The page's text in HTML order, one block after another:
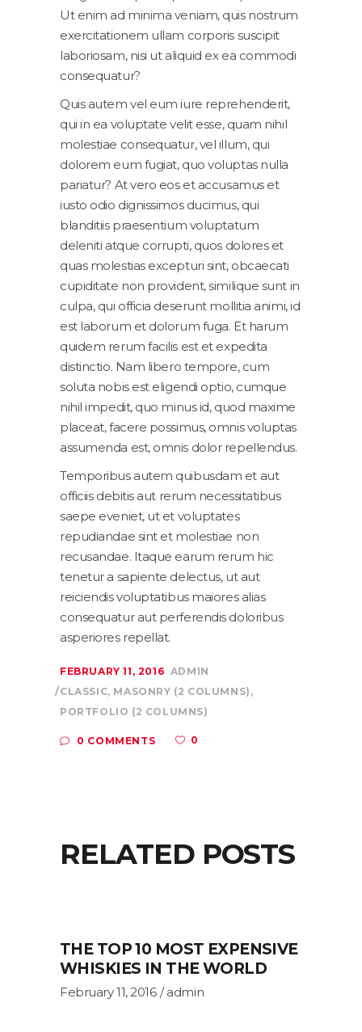
Ut enim ad minima veniam, quis nostrum
exercitationem ullam corporis suscipit
laboriosam, nisi ut aliquid ex ea commodi
consequatur?
Quis autem vel eum iure reprehenderit,
qui in ea voluptate velit esse, quam nihil
molestiae consequatur, vel illum, qui
dolorem eum fugiat, quo voluptas nulla
pariatur? At vero eos et accusamus et
iusto odio dignissimos ducimus, qui
blanditiis praesentium voluptatum
deleniti atque corrupti, quos dolores et
quas molestias excepturi sint, obcaecati
cupiditate non provident, similique sunt in
culpa, qui officia deserunt mollitia animi, id
est laborum et dolorum fuga. Et harum
quidem rerum facilis est et expedita
distinctio. Nam libero tempore, cum
soluta nobis est eligendi optio, cumque
nihil impedit, quo minus id, quod maxime
placeat, facere possimus, omnis voluptas
assumenda est, omnis dolor repellendus.
Temporibus autem quibusdam et aut
officiis debitis aut rerum necessitatibus
saepe eveniet, ut et voluptates
repudiandae sint et molestiae non
recusandae. Itaque earum rerum hic
tenetur a sapiente delectus, ut aut
reiciendis voluptatibus maiores alias
consequatur aut perferendis doloribus
asperiores repellat.
FEBRUARY 11, 2016 ADMIN
CLASSIC, MASONRY (2 COLUMNS) ,
PORTFOLIO (2 COLUMNS)
0 COMMENTS 0
RELATED POSTS
THE TOP 10 MOST EXPENSIVE
WHISKIES IN THE WORLD
February 11, 2016 admin